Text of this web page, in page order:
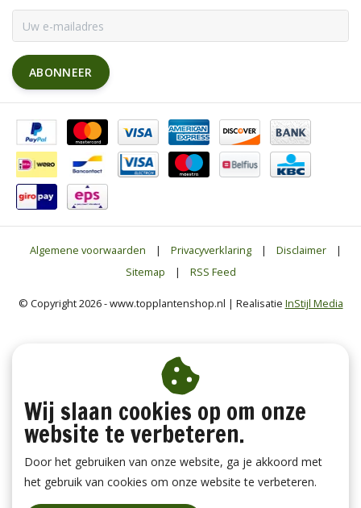
ABONNEER
Algemene voorwaarden | Privacyverklaring | Disclaimer
|
Sitemap
| RSS Feed
© Copyright 2026 - www.topplantenshop.nl | Realisatie InStijl Media
Wij slaan cookies op om onze
website te verbeteren.
Door het gebruiken van onze website, ga je akkoord met
het gebruik van cookies om onze website te verbeteren.